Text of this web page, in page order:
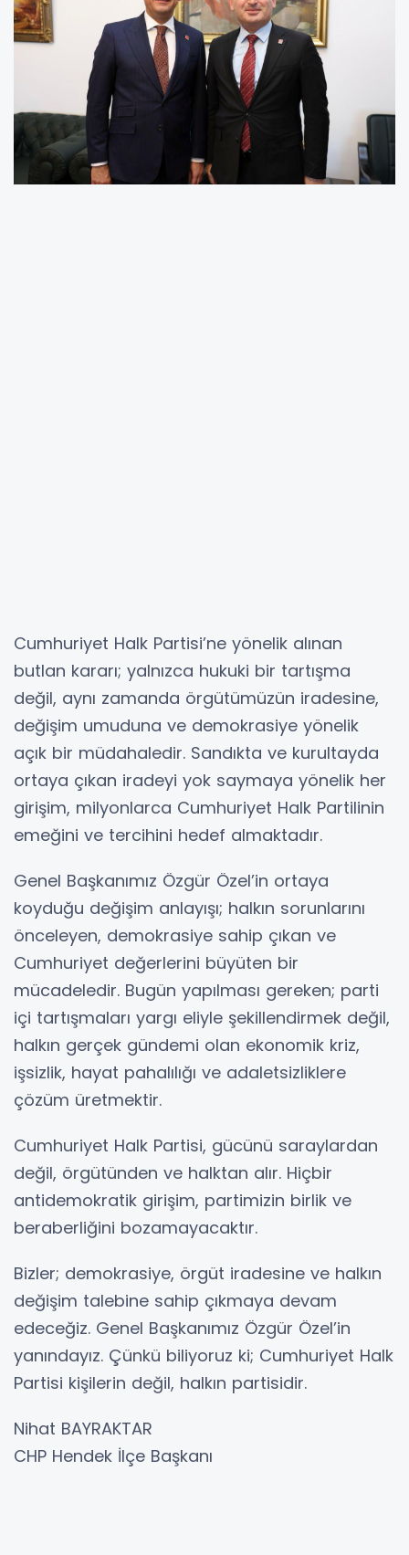
Cumhuriyet Halk Partisi’ne yönelik alınan
butlan kararı; yalnızca hukuki bir tartışma
değil, aynı zamanda örgütümüzün iradesine,
değişim umuduna ve demokrasiye yönelik
açık bir müdahaledir. Sandıkta ve kurultayda
ortaya çıkan iradeyi yok saymaya yönelik her
girişim, milyonlarca Cumhuriyet Halk Partilinin
emeğini ve tercihini hedef almaktadır.
Genel Başkanımız Özgür Özel’in ortaya
koyduğu değişim anlayışı; halkın sorunlarını
önceleyen, demokrasiye sahip çıkan ve
Cumhuriyet değerlerini büyüten bir
mücadeledir. Bugün yapılması gereken; parti
içi tartışmaları yargı eliyle şekillendirmek değil,
halkın gerçek gündemi olan ekonomik kriz,
işsizlik, hayat pahalılığı ve adaletsizliklere
çözüm üretmektir.
Cumhuriyet Halk Partisi, gücünü saraylardan
değil, örgütünden ve halktan alır. Hiçbir
antidemokratik girişim, partimizin birlik ve
beraberliğini bozamayacaktır.
Bizler; demokrasiye, örgüt iradesine ve halkın
değişim talebine sahip çıkmaya devam
edeceğiz. Genel Başkanımız Özgür Özel’in
yanındayız. Çünkü biliyoruz ki; Cumhuriyet Halk
Partisi kişilerin değil, halkın partisidir.
Nihat BAYRAKTAR
CHP Hendek İlçe Başkanı